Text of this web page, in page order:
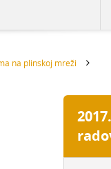
na plinskoj mreži